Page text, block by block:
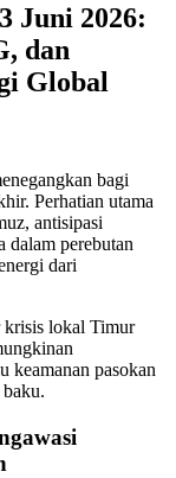
Juni 2026:
dan
Global
bagi
Perhatian utama
antisipasi
dalam perebutan
dari
krisis lokal Timur
keamanan pasokan